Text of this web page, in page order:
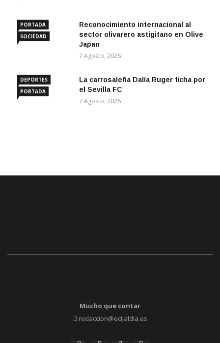
PORTADA
SOCIEDAD
Reconocimiento internacional al
sector olivarero astigitano en Olive
Japan
7 Agosto, 2026
DEPORTES
PORTADA
La carrosaleña Dalía Ruger ficha por
el Sevilla FC
7 Agosto, 2026
Mucho que contar
redaccion@ecijaldia.es